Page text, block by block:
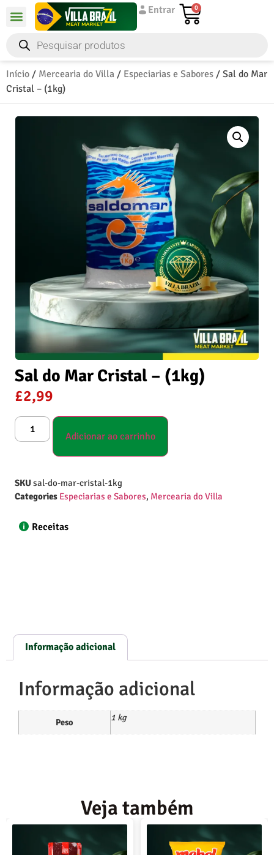
Entrar 0
Início / Mercearia do Villa / Especiarias e Sabores / Sal do Mar
Cristal – (1kg)
Sal do Mar Cristal – (1kg)
£2,99
Adicionar ao carrinho
SKU sal-do-mar-cristal-1kg
Categories Especiarias e Sabores, Mercearia do Villa
Receitas
Informação adicional
Informação adicional
Peso 1 kg
Veja também